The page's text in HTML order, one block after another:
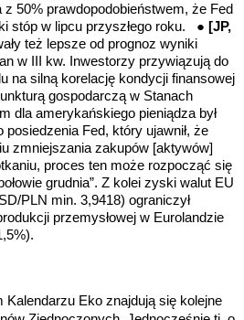
50% prawdopodobieństwem, że Fed
stóp w lipcu przyszłego roku. ● [JP,
też lepsze od prognoz wyniki
w III kw. Inwestorzy przywiązują do
na silną korelację kondycji finansowej
gospodarczą w Stanach
dla amerykańskiego pieniądza był
posiedzenia Fed, który ujawnił, że
zmniejszania zakupów [aktywów]
proces ten może rozpocząć się
grudnia”. Z kolei zyski walut EU
PLN min. 3,9418) ograniczył
przemysłowej w Eurolandzie
Kalendarzu Eko znajdują się kolejne